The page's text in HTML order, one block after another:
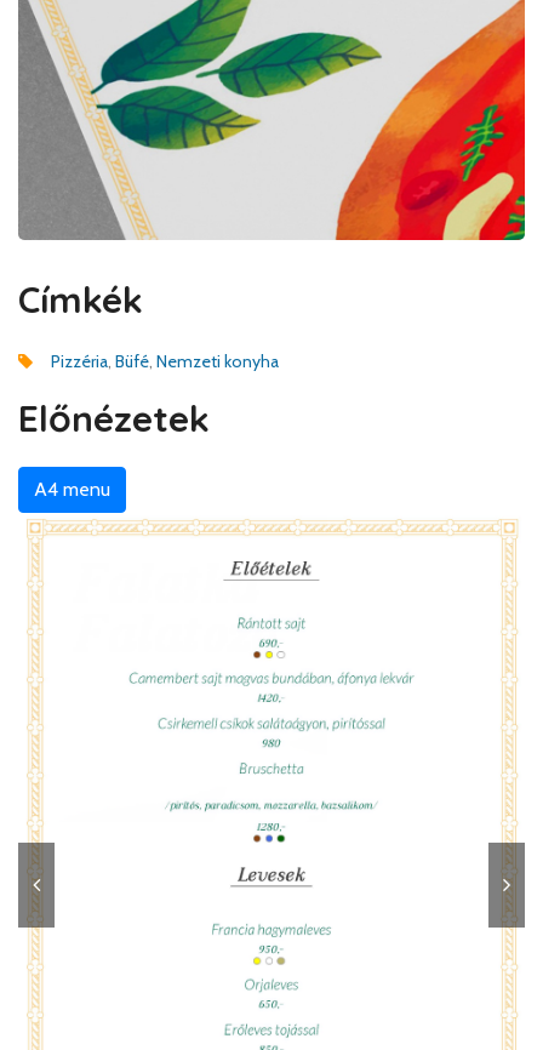
Címkék
Pizzéria, Büfé, Nemzeti konyha
Előnézetek
A4 menu